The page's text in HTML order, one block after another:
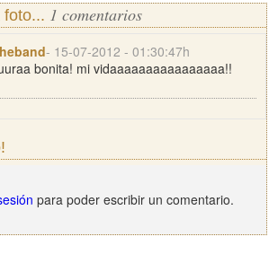
foto... 1 comentarios
- 15-07-2012 - 01:30:47h
bonita! mi vidaaaaaaaaaaaaaaaa!!
para poder escribir un comentario.